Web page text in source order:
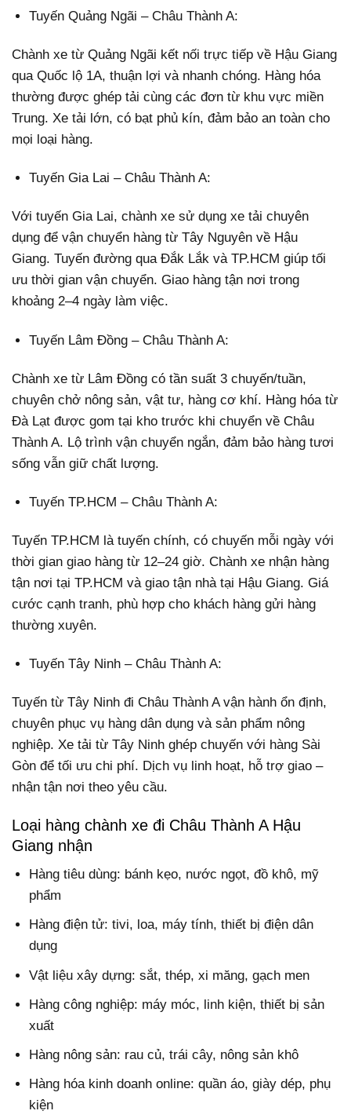
Tuyến Quảng Ngãi – Châu Thành A:
Chành xe từ Quảng Ngãi kết nối trực tiếp về Hậu Giang
qua Quốc lộ 1A, thuận lợi và nhanh chóng. Hàng hóa
thường được ghép tải cùng các đơn từ khu vực miền
Trung. Xe tải lớn, có bạt phủ kín, đảm bảo an toàn cho
mọi loại hàng.
Tuyến Gia Lai – Châu Thành A:
Với tuyến Gia Lai, chành xe sử dụng xe tải chuyên
dụng để vận chuyển hàng từ Tây Nguyên về Hậu
Giang. Tuyến đường qua Đắk Lắk và TP.HCM giúp tối
ưu thời gian vận chuyển. Giao hàng tận nơi trong
khoảng 2–4 ngày làm việc.
Tuyến Lâm Đồng – Châu Thành A:
Chành xe từ Lâm Đồng có tần suất 3 chuyến/tuần,
chuyên chở nông sản, vật tư, hàng cơ khí. Hàng hóa từ
Đà Lạt được gom tại kho trước khi chuyển về Châu
Thành A. Lộ trình vận chuyển ngắn, đảm bảo hàng tươi
sống vẫn giữ chất lượng.
Tuyến TP.HCM – Châu Thành A:
Tuyến TP.HCM là tuyến chính, có chuyến mỗi ngày với
thời gian giao hàng từ 12–24 giờ. Chành xe nhận hàng
tận nơi tại TP.HCM và giao tận nhà tại Hậu Giang. Giá
cước cạnh tranh, phù hợp cho khách hàng gửi hàng
thường xuyên.
Tuyến Tây Ninh – Châu Thành A:
Tuyến từ Tây Ninh đi Châu Thành A vận hành ổn định,
chuyên phục vụ hàng dân dụng và sản phẩm nông
nghiệp. Xe tải từ Tây Ninh ghép chuyến với hàng Sài
Gòn để tối ưu chi phí. Dịch vụ linh hoạt, hỗ trợ giao –
nhận tận nơi theo yêu cầu.
Loại hàng chành xe đi Châu Thành A Hậu
Giang nhận
Hàng tiêu dùng: bánh kẹo, nước ngọt, đồ khô, mỹ
phẩm
Hàng điện tử: tivi, loa, máy tính, thiết bị điện dân
dụng
Vật liệu xây dựng: sắt, thép, xi măng, gạch men
Hàng công nghiệp: máy móc, linh kiện, thiết bị sản
xuất
Hàng nông sản: rau củ, trái cây, nông sản khô
Hàng hóa kinh doanh online: quần áo, giày dép, phụ
kiện